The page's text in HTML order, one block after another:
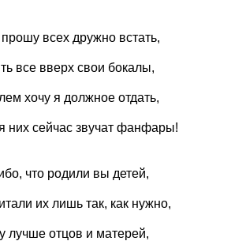
всех дружно встать,
все вверх свои бокалы,
хочу я должное отдать,
них сейчас звучат фанфары!
что родили вы детей,
их лишь так, как нужно,
лучше отцов и матерей,